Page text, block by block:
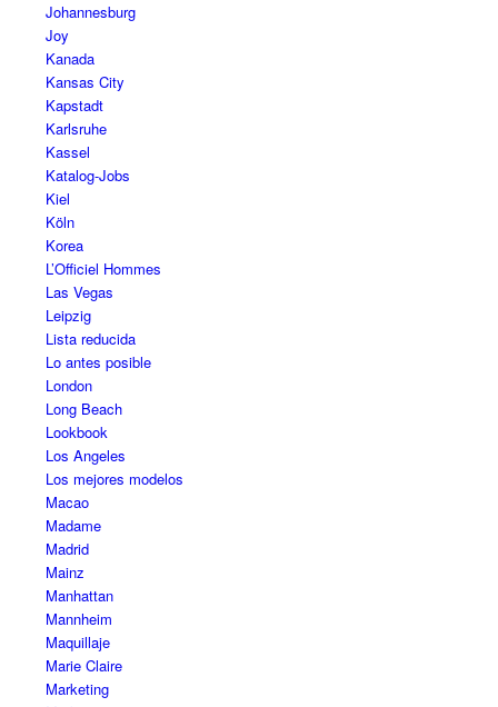
Johannesburg
Joy
Kanada
Kansas City
Kapstadt
Karlsruhe
Kassel
Katalog-Jobs
Kiel
Köln
Korea
L’Officiel Hommes
Las Vegas
Leipzig
Lista reducida
Lo antes posible
London
Long Beach
Lookbook
Los Angeles
Los mejores modelos
Macao
Madame
Madrid
Mainz
Manhattan
Mannheim
Maquillaje
Marie Claire
Marketing